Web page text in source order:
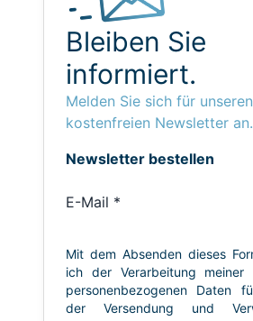
Bleiben Sie
informiert.
Melden Sie sich für unseren
kostenfreien Newsletter an.